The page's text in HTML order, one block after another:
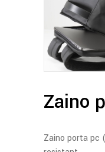
Zaino
Zaino porta pc